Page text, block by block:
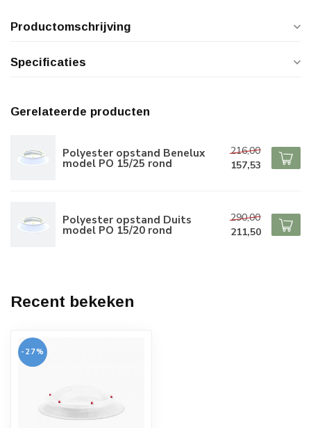
Productomschrijving
Specificaties
Gerelateerde producten
Polyester opstand Benelux
model PO 15/25 rond
216,00
157,53
Polyester opstand Duits
model PO 15/20 rond
290,00
211,50
Recent bekeken
-27%